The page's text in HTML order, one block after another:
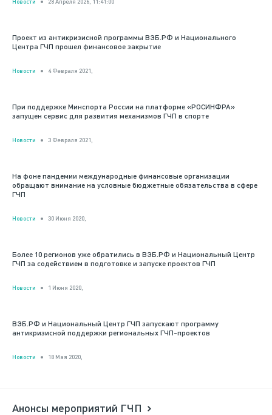
Проект из антикризисной программы ВЭБ.РФ и Национального
Центра ГЧП прошел финансовое закрытие
Новости 4 Февраля 2021,
При поддержке Минспорта России на платформе «РОСИНФРА»
запущен сервис для развития механизмов ГЧП в спорте
Новости 3 Февраля 2021,
На фоне пандемии международные финансовые организации
обращают внимание на условные бюджетные обязательства в сфере
ГЧП
Новости 30 Июня 2020,
Более 10 регионов уже обратились в ВЭБ.РФ и Национальный Центр
ГЧП за содействием в подготовке и запуске проектов ГЧП
Новости 1 Июня 2020,
ВЭБ.РФ и Национальный Центр ГЧП запускают программу
антикризисной поддержки региональных ГЧП-проектов
Новости 18 Мая 2020,
Анонсы мероприятий ГЧП